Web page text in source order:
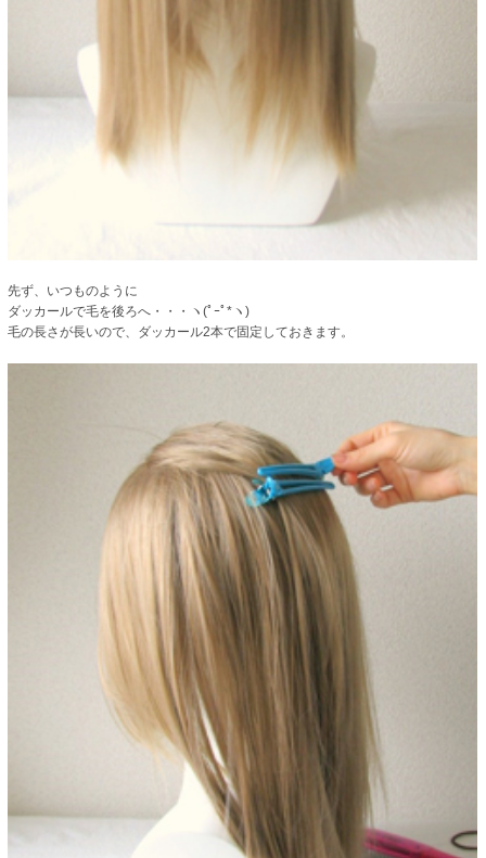
先ず、いつものように
ダッカールで毛を後ろへ・・・ヽ(ﾟｰﾟ*ヽ)
毛の長さが長いので、ダッカール2本で固定しておきます。